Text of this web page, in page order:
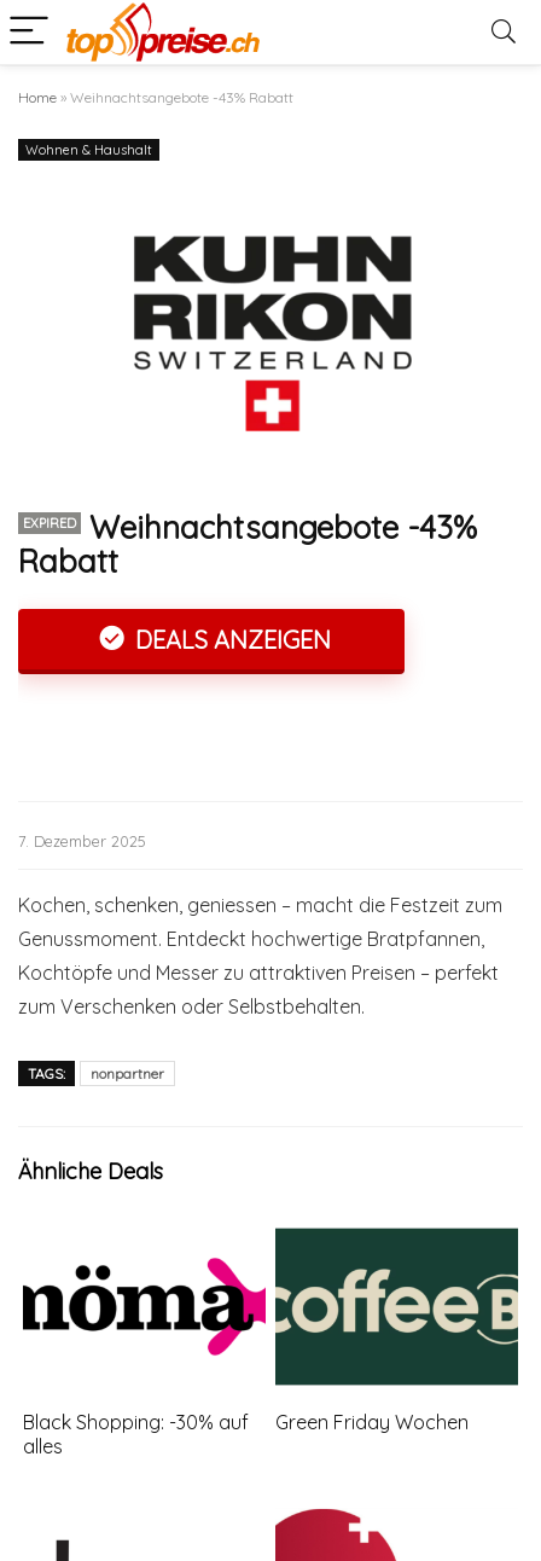
Home » Weihnachtsangebote -43% Rabatt
Wohnen & Haushalt
EXPIRED
Weihnachtsangebote -43%
Rabatt
DEALS ANZEIGEN
7. Dezember 2025
Kochen, schenken, geniessen – macht die Festzeit zum
Genussmoment. Entdeckt hochwertige Bratpfannen,
Kochtöpfe und Messer zu attraktiven Preisen – perfekt
zum Verschenken oder Selbstbehalten.
TAGS: nonpartner
Ähnliche Deals
Black Shopping: -30% auf
alles
Green Friday Wochen